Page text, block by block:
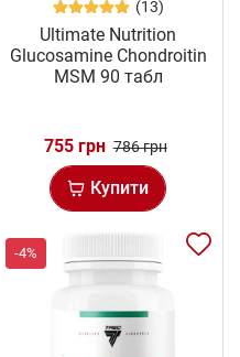
(13)
Ultimate Nutrition
Glucosamine Chondroitin
MSM 90 табл
755 грн 786 грн
Купити
-4%